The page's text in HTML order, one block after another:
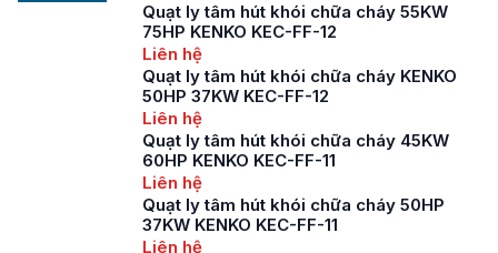
Quạt ly tâm hút khói chữa cháy 55KW
75HP KENKO KEC-FF-12
Liên hệ
Quạt ly tâm hút khói chữa cháy KENKO
50HP 37KW KEC-FF-12
Liên hệ
Quạt ly tâm hút khói chữa cháy 45KW
60HP KENKO KEC-FF-11
Liên hệ
Quạt ly tâm hút khói chữa cháy 50HP
37KW KENKO KEC-FF-11
Liên hệ